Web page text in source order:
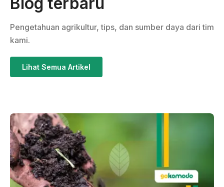
Pengetahuan agrikultur, tips, dan sumber daya dari tim
kami.
Lihat Semua Artikel